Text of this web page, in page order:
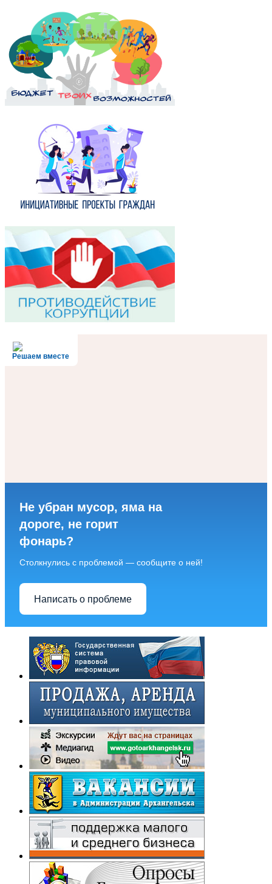
Решаем вместе
Не убран мусор, яма на
дороге, не горит
фонарь?
Столкнулись с проблемой — сообщите о ней!
Написать о проблеме